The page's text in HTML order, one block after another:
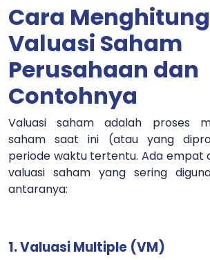
Cara Menghitung
Valuasi Saham
Perusahaan dan
Contohnya
Valuasi saham adalah proses
saham saat ini (atau yang
periode waktu tertentu. Ada empat
valuasi saham yang sering
antaranya:
1. Valuasi Multiple (VM)